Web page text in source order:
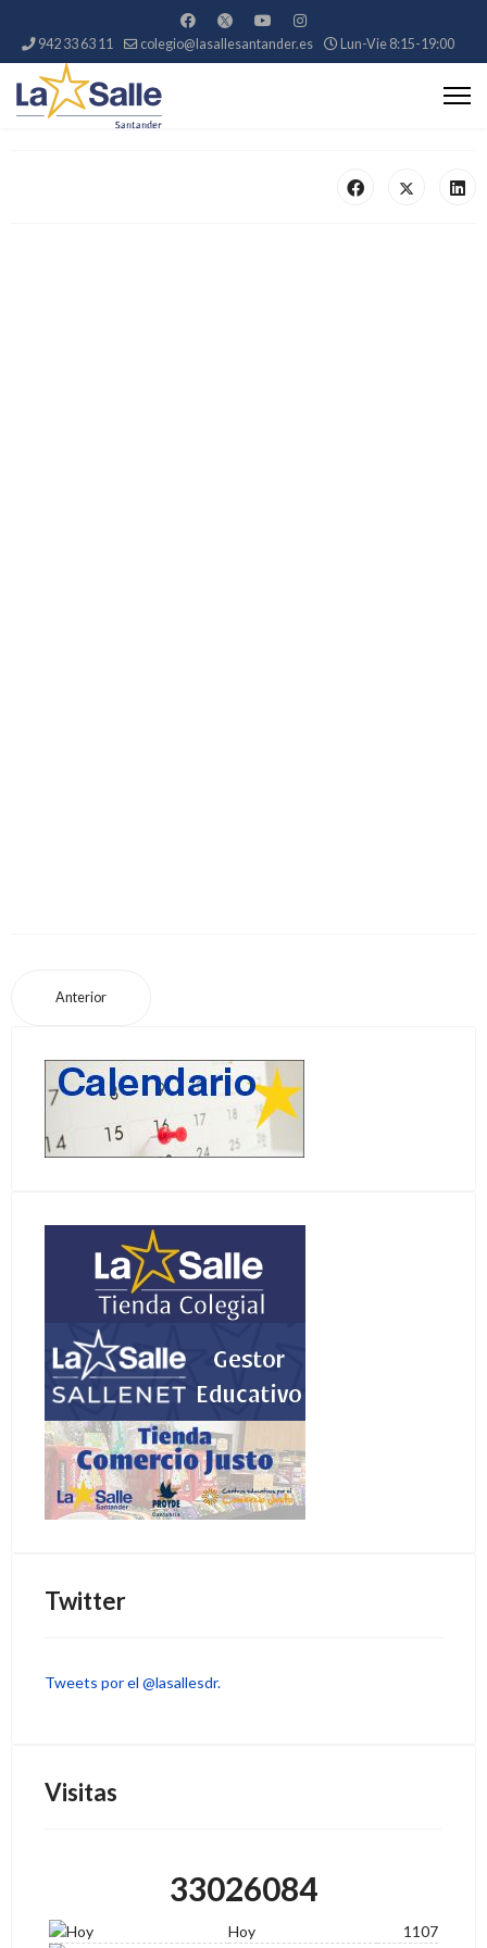
942 33 63 11 colegio@lasallesantander.es Lun-Vie 8:15-19:00
Anterior
Twitter
Tweets por el @lasallesdr.
Visitas
33026084
Hoy
1107